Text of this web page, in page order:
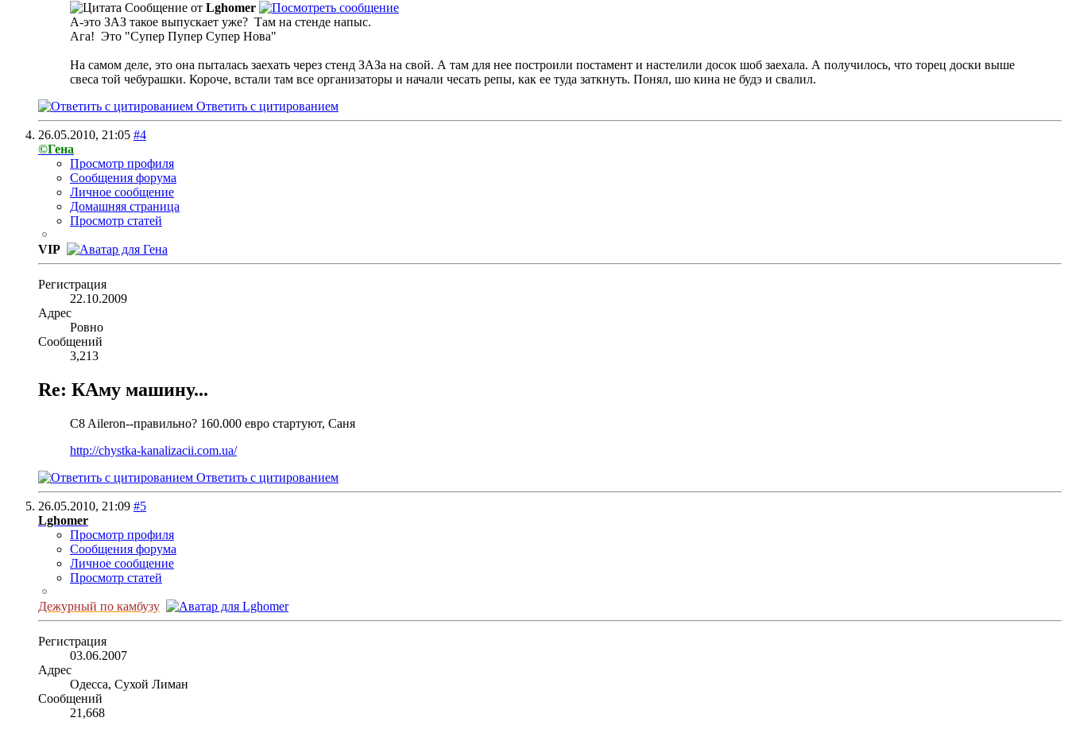
Сообщение от Lghomer
А-это ЗАЗ такое выпускает уже? Там на стенде напыс.
Ага! Это "Супер Пупер Супер Нова"
На самом деле, это она пыталась заехать через стенд ЗАЗа на свой. А там для нее построили постамент и настелили досок шоб заехала. А получилось, что торец доски выше
свеса той чебурашки. Короче, встали там все организаторы и начали чесать репы, как ее туда заткнуть. Понял, шо кина не будэ и свалил.
Ответить с цитированием
26.05.2010, 21:05 #4
©Гена
Просмотр профиля
Сообщения форума
Личное сообщение
Домашняя страница
Просмотр статей
VIP
Регистрация
22.10.2009
Адрес
Ровно
Сообщений
3,213
Re: КАму машину...
C8 Aileron--правильно? 160.000 евро стартуют, Саня
http://chystka-kanalizacii.com.ua/
Ответить с цитированием
26.05.2010, 21:09 #5
Lghomer
Просмотр профиля
Сообщения форума
Личное сообщение
Просмотр статей
Дежурный по камбузу
Регистрация
03.06.2007
Адрес
Одесса, Сухой Лиман
Сообщений
21,668